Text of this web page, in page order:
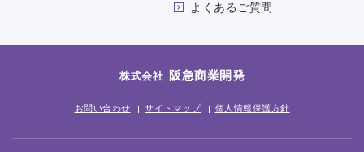
よくあるご質問
株式会社 阪急商業開発
お問い合わせ サイトマップ 個人情報保護方針